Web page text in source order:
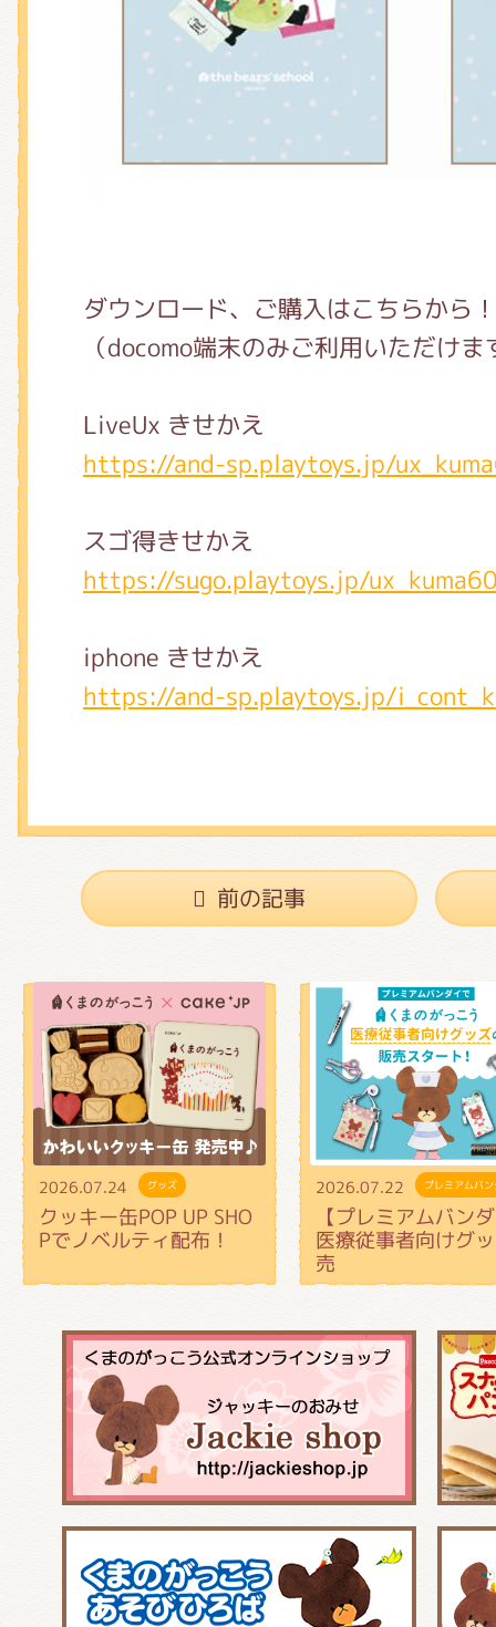
ダウンロード、ご購入はこちらから！
（docomo端末のみご利用いただけま
LiveUx きせかえ
https://and-sp.playtoys.jp/
スゴ得きせかえ
https://sugo.playtoys.jp/
iphone きせかえ
https://and-sp.playtoys.jp/
前の記事
2026.07.24 グッズ
クッキー缶POP UP SHO
Pでノベルティ配布！
2026.07.22 プレミアムバ
【プレミアムバン
医療従事者向けグ
売